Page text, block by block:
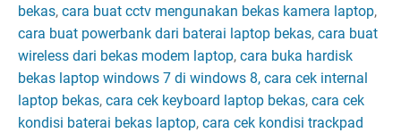
bekas, cara buat cctv mengunakan bekas kamera laptop,
cara buat powerbank dari baterai laptop bekas, cara buat
wireless dari bekas modem laptop, cara buka hardisk
bekas laptop windows 7 di windows 8, cara cek internal
laptop bekas, cara cek keyboard laptop bekas, cara cek
kondisi baterai bekas laptop, cara cek kondisi trackpad